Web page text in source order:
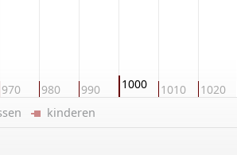
970 980 990 1000 1010 1020
kinderen